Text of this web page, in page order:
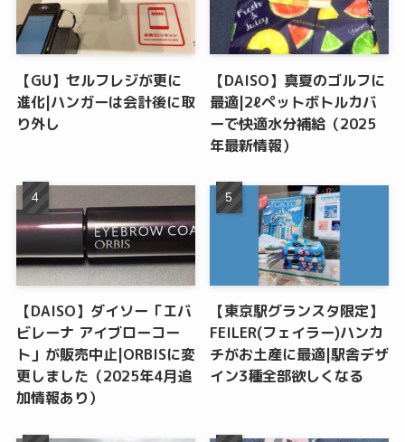
【GU】セルフレジが更に
進化|ハンガーは会計後に取
り外し
【DAISO】真夏のゴルフに
最適|2ℓペットボトルカバ
ーで快適水分補給（2025
年最新情報）
【DAISO】ダイソー「エバ
ビレーナ アイブローコー
ト」が販売中止|ORBISに変
更しました（2025年4月追
加情報あり）
【東京駅グランスタ限定】
FEILER(フェイラー)ハンカ
チがお土産に最適|駅舎デザ
イン3種全部欲しくなる